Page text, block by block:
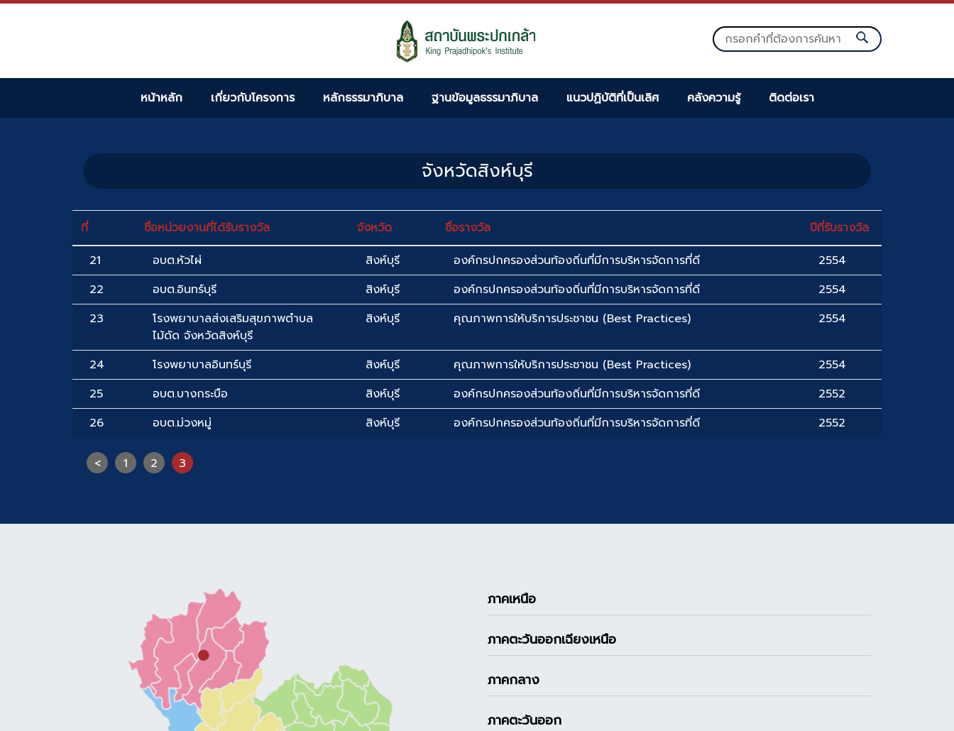
หน้าหลัก เกี่ยวกับโครงการ หลักธรรมาภิบาล ฐานข้อมูลธรรมาภิบาล แนวปฏิบัติที่เป็นเลิศ คลังความรู้ ติดต่อเรา
จังหวัดสิงห์บุรี
ที่ ชื่อหน่วยงานที่ได้รับรางวัล จังหวัด ชื่อรางวัล
ปีที่รับรางวัล
21
อบต.หัวไผ่ สิงห์บุรี องค์กรปกครองส่วนท้องถิ่นที่มีการบริหารจัดการที่ดี
2554
22
อบต.อินทร์บุรี สิงห์บุรี องค์กรปกครองส่วนท้องถิ่นที่มีการบริหารจัดการที่ดี
2554
23
โรงพยาบาลส่งเสริมสุขภาพตำบล
ไม้ดัด จังหวัดสิงห์บุรี
สิงห์บุรี คุณภาพการให้บริการประชาชน (Best Practices) 2554
24 โรงพยาบาลอินทร์บุรี สิงห์บุรี คุณภาพการให้บริการประชาชน (Best Practices)
2554
25
อบต.บางกระบือ สิงห์บุรี องค์กรปกครองส่วนท้องถิ่นที่มีการบริหารจัดการที่ดี
2552
26
อบต.ม่วงหมู่ สิงห์บุรี องค์กรปกครองส่วนท้องถิ่นที่มีการบริหารจัดการที่ดี 2552
< 1 2 3
ภาคเหนือ
ภาคตะวันออกเฉียงเหนือ
ภาคกลาง
ภาคตะวันออก